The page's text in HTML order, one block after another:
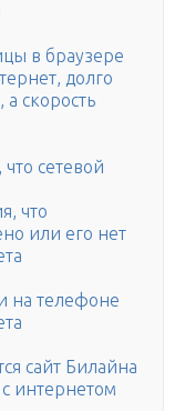
в браузере
долго
скорость
сетевой
что
или его нет
на телефоне
сайт Билайна
интернетом